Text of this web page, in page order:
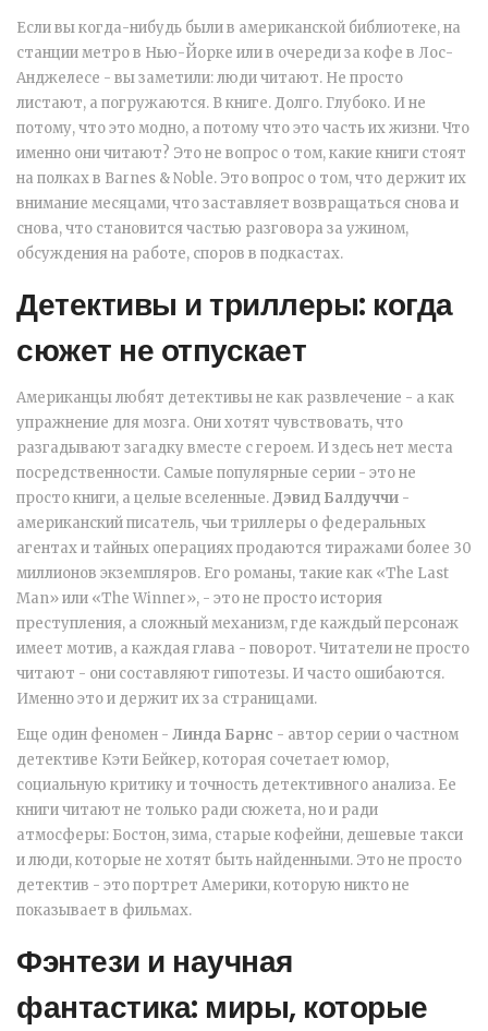
Если вы когда-нибудь были в американской библиотеке, на
станции метро в Нью-Йорке или в очереди за кофе в Лос-
Анджелесе - вы заметили: люди читают. Не просто
листают, а погружаются. В книге. Долго. Глубоко. И не
потому, что это модно, а потому что это часть их жизни. Что
именно они читают? Это не вопрос о том, какие книги стоят
на полках в Barnes & Noble. Это вопрос о том, что держит их
внимание месяцами, что заставляет возвращаться снова и
снова, что становится частью разговора за ужином,
обсуждения на работе, споров в подкастах.
Детективы и триллеры: когда
сюжет не отпускает
Американцы любят детективы не как развлечение - а как
упражнение для мозга. Они хотят чувствовать, что
разгадывают загадку вместе с героем. И здесь нет места
посредственности. Самые популярные серии - это не
просто книги, а целые вселенные.Дэвид Балдуччи -
американский писатель, чьи триллеры о федеральных
агентах и тайных операциях продаются тиражами более 30
миллионов экземпляров. Его романы, такие как «The Last
Man» или «The Winner», - это не просто история
преступления, а сложный механизм, где каждый персонаж
имеет мотив, а каждая глава - поворот. Читатели не просто
читают - они составляют гипотезы. И часто ошибаются.
Именно это и держит их за страницами.
Еще один феномен - Линда Барнс - автор серии о частном
детективе Кэти Бейкер, которая сочетает юмор,
социальную критику и точность детективного анализа. Ее
книги читают не только ради сюжета, но и ради
атмосферы: Бостон, зима, старые кофейни, дешевые такси
и люди, которые не хотят быть найденными. Это не просто
детектив - это портрет Америки, которую никто не
показывает в фильмах.
Фэнтези и научная
фантастика: миры, которые